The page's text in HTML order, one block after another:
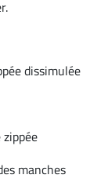
dissimulée
manches